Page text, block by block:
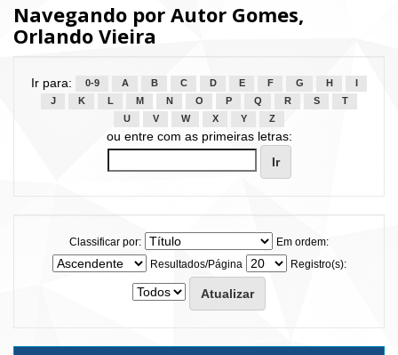
Navegando por Autor Gomes,
Orlando Vieira
Ir para: 0-9 A B C D E F G H
J
K L M N O P Q R S
T
U
V W X Y Z
ou entre com as primeiras letras:
Classificar por:
Em ordem:
Resultados/Página
Registro(s):